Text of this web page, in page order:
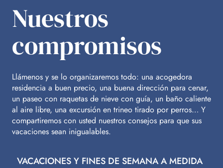
Nuestros
compromisos
Llámenos y se lo organizaremos todo: una acogedora
residencia a buen precio, una buena dirección para cenar,
un paseo con raquetas de nieve con guía, un baño caliente
al aire libre, una excursión en trineo tirado por perros… Y
compartiremos con usted nuestros consejos para que sus
vacaciones sean inigualables.
VACACIONES Y FINES DE SEMANA A MEDIDA